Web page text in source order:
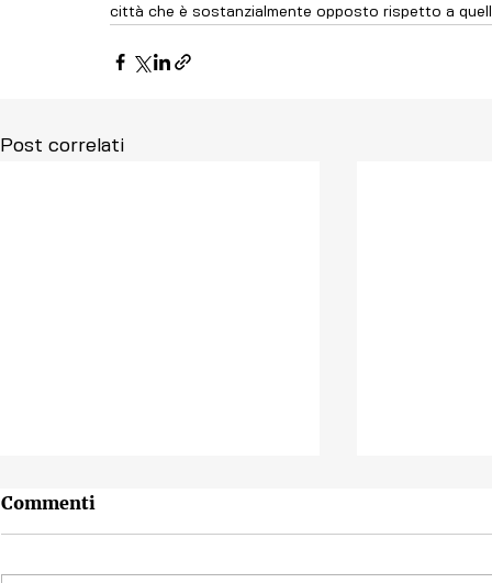
città che è sostanzialmente opposto rispetto a
Post correlati
Commenti